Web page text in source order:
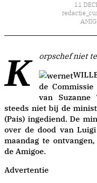
11
Korpschef niet
de
van Suzanne
steeds niet bij de
(Pais) ingediend. De
over de dood van Luigi
maandag te
de Amigoe.
Advertentie